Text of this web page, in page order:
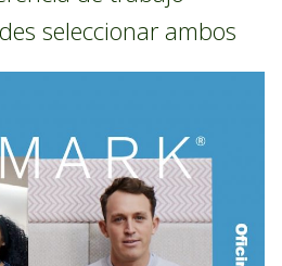
seleccionar ambos